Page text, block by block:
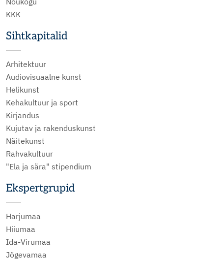
KKK
Sihtkapitalid
Arhitektuur
Audiovisuaalne kunst
Helikunst
Kehakultuur ja sport
Kirjandus
Kujutav ja rakenduskunst
Näitekunst
Rahvakultuur
"Ela ja sära" stipendium
Ekspertgrupid
Harjumaa
Hiiumaa
Ida-Virumaa
Jõgevamaa